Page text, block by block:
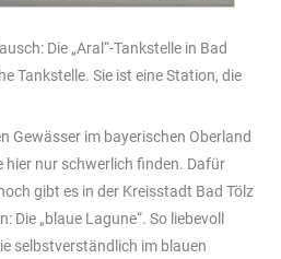
Die „Aral“-Tankstelle in Bad
Tankstelle. Sie ist eine Station, die
Gewässer im bayerischen Oberland
hier nur schwerlich finden. Dafür
gibt es in der Kreisstadt Bad Tölz
Die „blaue Lagune“. So liebevoll
selbstverständlich im blauen